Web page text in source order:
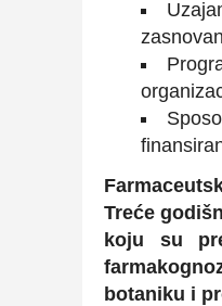
Treće
koju su
botaniku i